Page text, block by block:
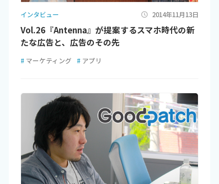
インタビュー 2014年11月13日
Vol.26『Antenna』が提案するスマホ時代の新
たな広告と、広告のその先
# マーケティング # アプリ